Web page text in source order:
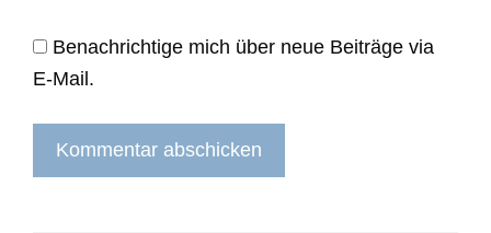
Benachrichtige mich über neue Beiträge via
E-Mail.